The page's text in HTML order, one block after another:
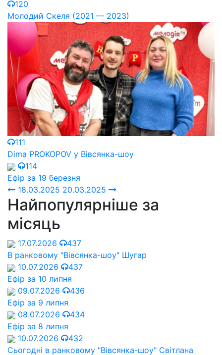
120
Молодий Скеля (2021 — 2023)
111
Dima PROKOPOV у Вівсянка-шоу
114
Ефір за 19 березня
18.03.2025 20.03.2025
Найпопулярніше за
місяць
17.07.2026
437
В ранковому "Вівсянка-шоу" Шугар
10.07.2026
437
Ефір за 10 липня
09.07.2026
436
Ефір за 9 липня
08.07.2026
434
Ефір за 8 липня
10.07.2026
432
Сьогодні в ранковому "Вівсянка-шоу" Cвітлана